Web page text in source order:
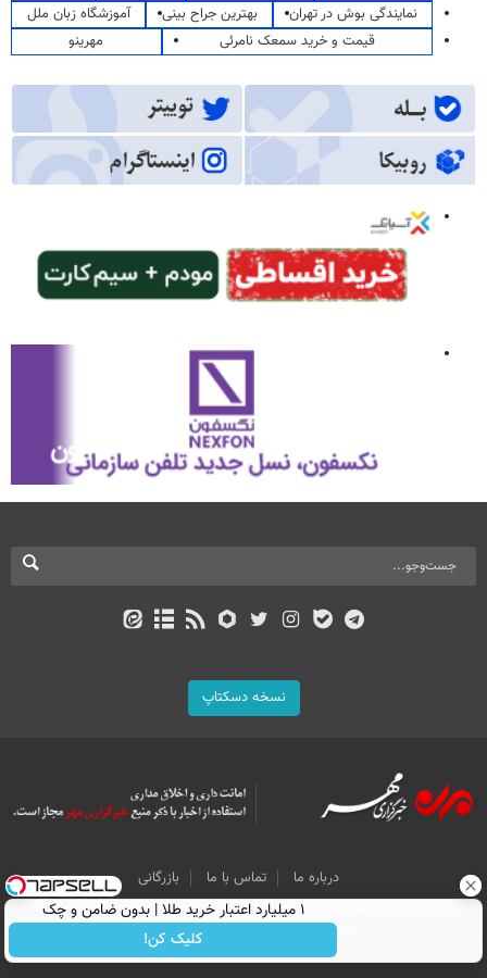
نمایندگی بوش در تهران
بهترین جراح بینی
آموزشگاه زبان ملل
قیمت و خرید سمعک نامرئی
مهرینو
نسخه دسکتاپ
درباره ما تماس با ما
بازرگانی
All Content by Mehr News Agency is licensed under a Creative Commons
Attribution 4.0 International License.
۱ میلیارد اعتبار خرید طلا | بدون ضامن و چک
کلیک کن!